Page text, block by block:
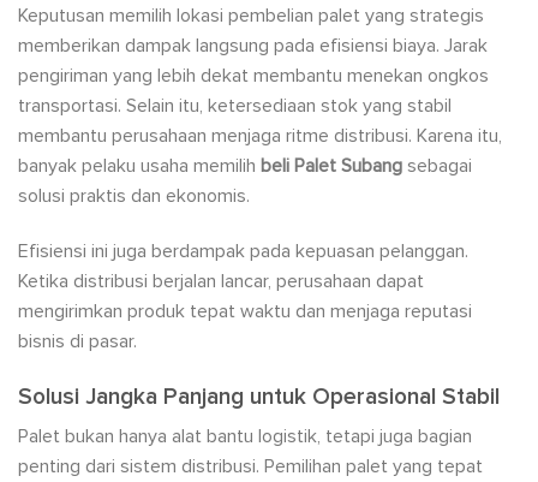
Keputusan memilih lokasi pembelian palet yang strategis
memberikan dampak langsung pada efisiensi biaya. Jarak
pengiriman yang lebih dekat membantu menekan ongkos
transportasi. Selain itu, ketersediaan stok yang stabil
membantu perusahaan menjaga ritme distribusi. Karena itu,
banyak pelaku usaha memilih beli Palet Subang sebagai
solusi praktis dan ekonomis.
Efisiensi ini juga berdampak pada kepuasan pelanggan.
Ketika distribusi berjalan lancar, perusahaan dapat
mengirimkan produk tepat waktu dan menjaga reputasi
bisnis di pasar.
Solusi Jangka Panjang untuk Operasional Stabil
Palet bukan hanya alat bantu logistik, tetapi juga bagian
penting dari sistem distribusi. Pemilihan palet yang tepat